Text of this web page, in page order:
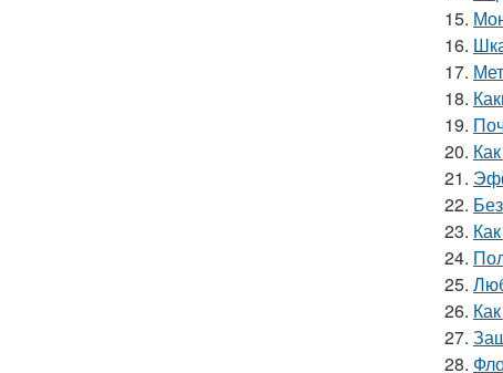
15.
16.
17.
18.
19.
20.
21.
22.
23.
24.
25.
26.
27.
28.